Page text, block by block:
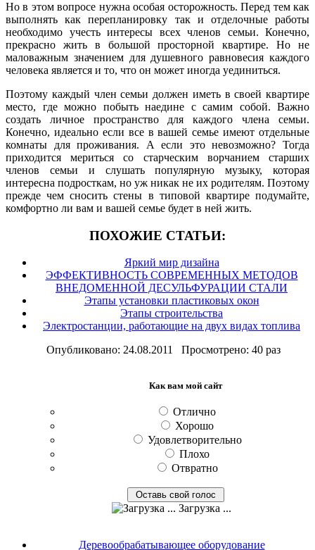
Но в этом вопросе нужна особая осторожность. Перед тем как
выполнять как перепланировку так и отделочные работы
необходимо учесть интересы всех членов семьи. Конечно,
прекрасно жить в большой просторной квартире. Но не
маловажным значением для душевного равновесия каждого
человека является и то, что он может иногда уединиться.
Поэтому каждый член семьи должен иметь в своей квартире
место, где можно побыть наедине с самим собой. Важно
создать личное пространство для каждого члена семьи.
Конечно, идеально если все в вашей семье имеют отдельные
комнаты для проживания. А если это невозможно? Тогда
приходится мериться со старческим ворчанием старших
членов семьи и слушать популярную музыку, которая
интересна подросткам, но уж никак не их родителям. Поэтому
прежде чем сносить стены в типовой квартире подумайте,
комфортно ли вам и вашей семье будет в ней жить.
ПОХОЖИЕ СТАТЬИ:
Яркий мир дизайна
ЭФФЕКТИВНОСТЬ СОВРЕМЕННЫХ МЕТОДОВ
ВНЕДОМЕННОЙ ДЕСУЛЬФУРАЦИИ СТАЛИ
Этапы установки пластиковых окон
Этапы строительства
Электростанции, работающие на двух видах топлива
Опубликовано: 24.08.2011 Просмотрено: 40 раз
Как вам мой сайт
Отлично
Хорошо
Удовлетворительно
Плохо
Отвратно
Загрузка ...
Деревообрабатывающее оборудование